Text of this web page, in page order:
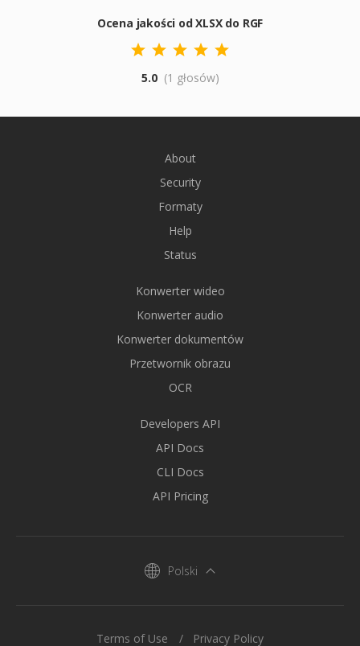
Ocena jakości od XLSX do RGF
5.0 (1 głosów)
About
Security
Formaty
Help
Status
Konwerter wideo
Konwerter audio
Konwerter dokumentów
Przetwornik obrazu
OCR
Developers API
API Docs
CLI Docs
API Pricing
Polski
Terms of Use Privacy Policy